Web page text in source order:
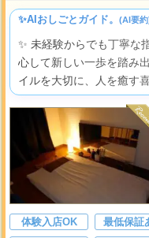
✨AIおしごとガイド。 (AI要約
✨ 未経験からでも丁寧な
心して新しい一歩を踏み
イルを大切に、人を癒す
入として評価される、心
体験入店OK 最低保証